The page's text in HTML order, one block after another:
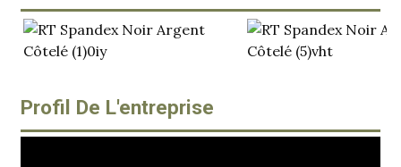
Profil De L'entreprise